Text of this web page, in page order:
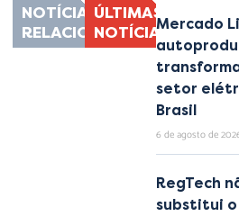
NOTÍCIAS
RELACIONADAS
ÚLTIMAS
NOTÍCIASMercado
setor
Brasil
6 de agosto de
RegTech
substitui